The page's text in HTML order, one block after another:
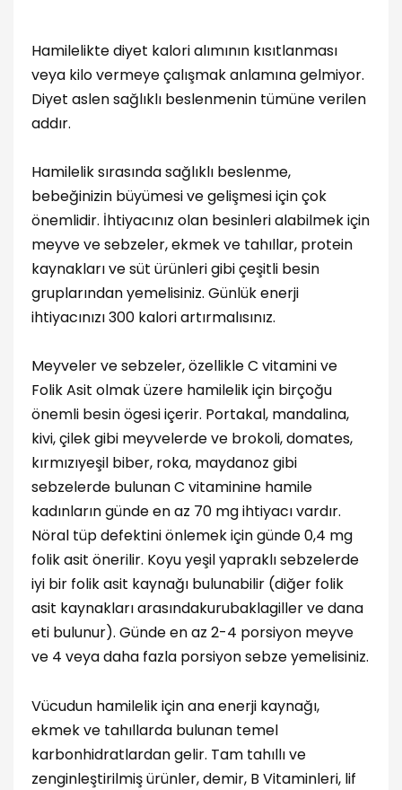
Hamilelikte diyet kalori alımının kısıtlanması
veya kilo vermeye çalışmak anlamına gelmiyor.
Diyet aslen sağlıklı beslenmenin tümüne verilen
addır.
Hamilelik sırasında sağlıklı beslenme,
bebeğinizin büyümesi ve gelişmesi için çok
önemlidir. İhtiyacınız olan besinleri alabilmek için
meyve ve sebzeler, ekmek ve tahıllar, protein
kaynakları ve süt ürünleri gibi çeşitli besin
gruplarından yemelisiniz. Günlük enerji
ihtiyacınızı 300 kalori artırmalısınız.
Meyveler ve sebzeler, özellikle C vitamini ve
Folik Asit olmak üzere hamilelik için birçoğu
önemli besin ögesi içerir. Portakal, mandalina,
kivi, çilek gibi meyvelerde ve brokoli, domates,
kırmızıyeşil biber, roka, maydanoz gibi
sebzelerde bulunan C vitaminine hamile
kadınların günde en az 70 mg ihtiyacı vardır.
Nöral tüp defektini önlemek için günde 0,4 mg
folik asit önerilir. Koyu yeşil yapraklı sebzelerde
iyi bir folik asit kaynağı bulunabilir (diğer folik
asit kaynakları arasındakurubaklagiller ve dana
eti bulunur). Günde en az 2-4 porsiyon meyve
ve 4 veya daha fazla porsiyon sebze yemelisiniz.
Vücudun hamilelik için ana enerji kaynağı,
ekmek ve tahıllarda bulunan temel
karbonhidratlardan gelir. Tam tahıllı ve
zenginleştirilmiş ürünler, demir, B Vitaminleri, lif